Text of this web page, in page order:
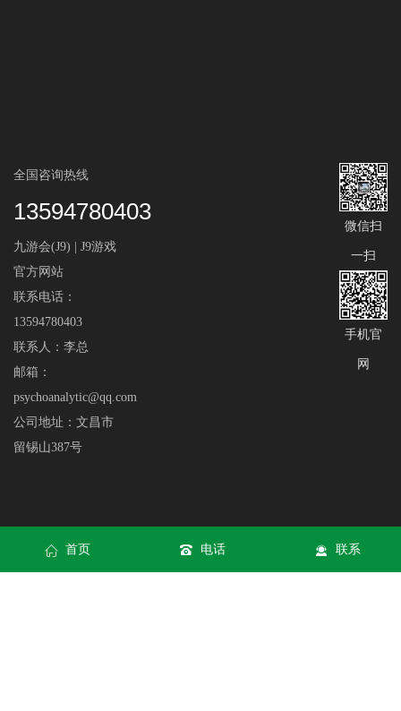
全国咨询热线
13594780403
九游会(J9) | J9游戏
官方网站
联系电话：
13594780403
联系人：李总
邮箱：
psychoanalytic@qq.com
公司地址：文昌市
留锡山387号
微信扫
一扫
手机官
网
首页 电话 联系